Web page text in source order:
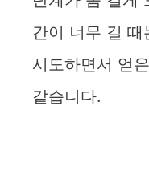
간이 너무 길 때
시도하면서 얻
같습니다.